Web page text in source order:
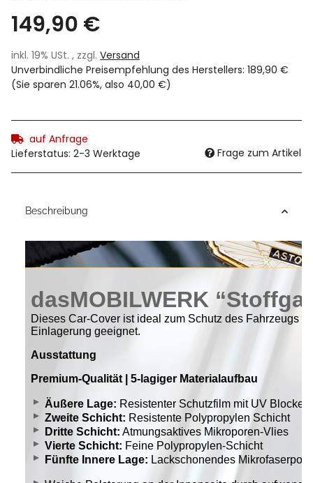
149,90 €
inkl. 19% USt. , zzgl. Versand
Unverbindliche Preisempfehlung des Herstellers: 189,90 €
(Sie sparen 21.06%, also 40,00 €)
auf Anfrage
Lieferstatus: 2-3 Werktage
Frage zum Artikel
Beschreibung